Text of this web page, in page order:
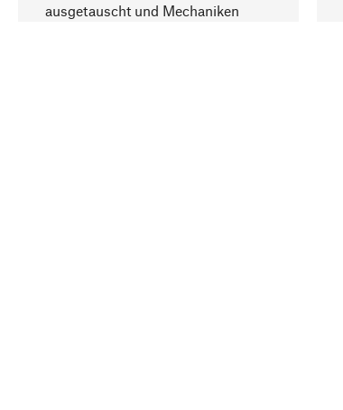
ausgetauscht und Mechaniken